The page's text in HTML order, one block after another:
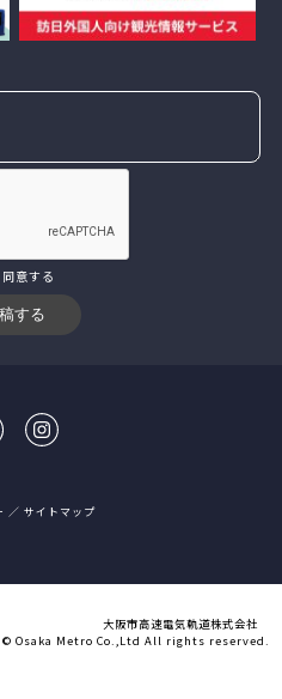
意する
サイトマップ
大阪市高速電気軌道株式会社
© Osaka Metro Co.,Ltd All rights reserved.